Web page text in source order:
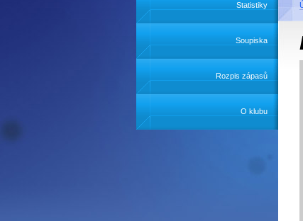
Statistiky
Soupiska
Rozpis zápasů
O klubu